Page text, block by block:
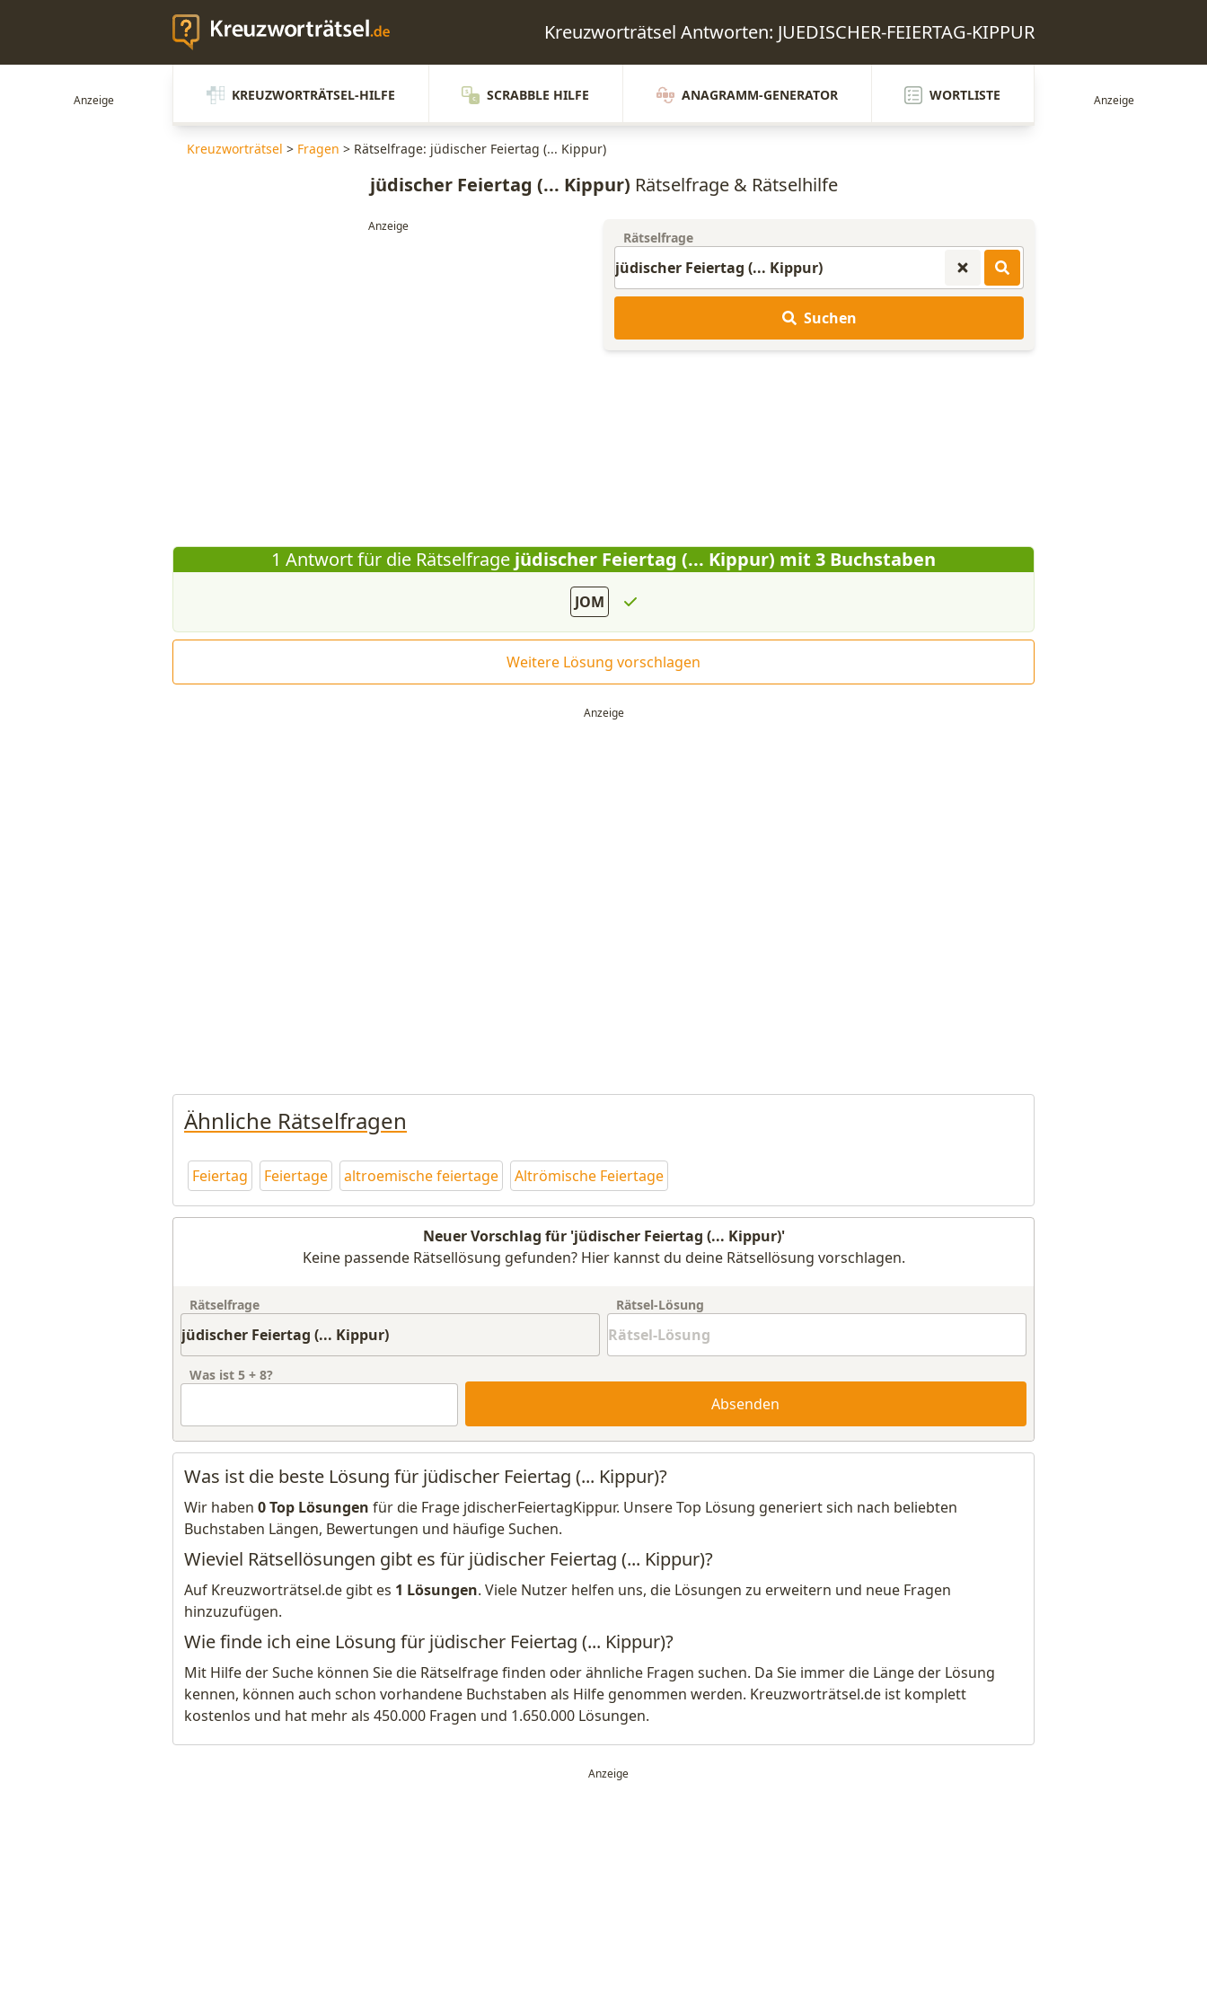
Kreuzworträtsel Antworten: JUEDISCHER-FEIERTAG-KIPPUR
KREUZWORTRÄTSEL-HILFE SCRABBLE HILFE ANAGRAMM-GENERATOR WORTLISTE
Kreuzworträtsel > Fragen > Rätselfrage: jüdischer Feiertag (... Kippur)
jüdischer Feiertag (... Kippur) Rätselfrage & Rätselhilfe
Rätselfrage
Suchen
1 Antwort für die Rätselfrage jüdischer Feiertag (... Kippur) mit 3 Buchstaben
JOM
Weitere Lösung vorschlagen
Ähnliche Rätselfragen
Feiertag Feiertage altroemische feiertage Altrömische Feiertage
Neuer Vorschlag für 'jüdischer Feiertag (... Kippur)'
Keine passende Rätsellösung gefunden? Hier kannst du deine Rätsellösung vorschlagen.
Rätselfrage Rätsel-Lösung
Was ist 5 + 8?
Absenden
Was ist die beste Lösung für jüdischer Feiertag (... Kippur)?
Wir haben 0 Top Lösungen für die Frage jdischerFeiertagKippur. Unsere Top Lösung generiert sich nach beliebten
Buchstaben Längen, Bewertungen und häufige Suchen.
Wieviel Rätsellösungen gibt es für jüdischer Feiertag (... Kippur)?
Auf Kreuzworträtsel.de gibt es 1 Lösungen. Viele Nutzer helfen uns, die Lösungen zu erweitern und neue Fragen
hinzuzufügen.
Wie finde ich eine Lösung für jüdischer Feiertag (... Kippur)?
Mit Hilfe der Suche können Sie die Rätselfrage finden oder ähnliche Fragen suchen. Da Sie immer die Länge der Lösung
kennen, können auch schon vorhandene Buchstaben als Hilfe genommen werden. Kreuzworträtsel.de ist komplett
kostenlos und hat mehr als 450.000 Fragen und 1.650.000 Lösungen.